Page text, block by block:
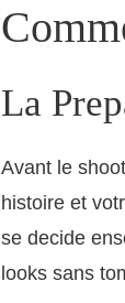
La
Avant le
histoire et
se decide
looks sans